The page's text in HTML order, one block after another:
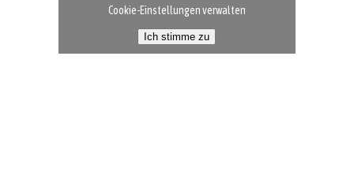
Cookie-Einstellungen verwalten
Ich stimme zu